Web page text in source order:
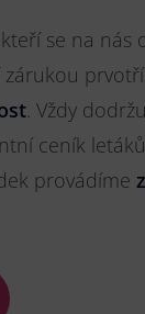
se na nás
. Vždy
ceník
provádíme